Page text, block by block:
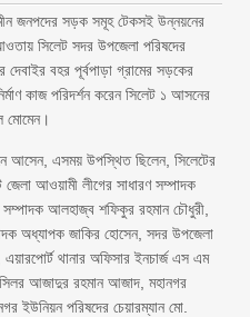
জনপদের সড়ক সমূহ টেকসই উন্নয়নের
সিলেট সদর উপজেলা পরিষদের
দেবাইর বহর পূর্বপাড়া গ্রামের সড়কের
কাজ পরিদর্শন করেন সিলেট ১ আসনের
মোমেন।
আসেন, এসময় উপস্থিত ছিলেন, সিলেটের
আওয়ামী লীগের সাধারণ সম্পাদক
সম্পাদক আলহাজ্ব শফিকুর রহমান চৌধুরী,
অধ্যাপক জাকির হোসেন, সদর উপজেলা
এয়ারপোর্ট থানার অফিসার ইনচার্জ এস এম
আজাদুর রহমান আজাদ, মহানগর
ইউনিয়ন পরিষদের চেয়ারম্যান মো.